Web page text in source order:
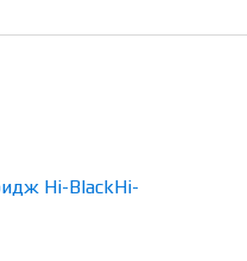
Hi-BlackHi-